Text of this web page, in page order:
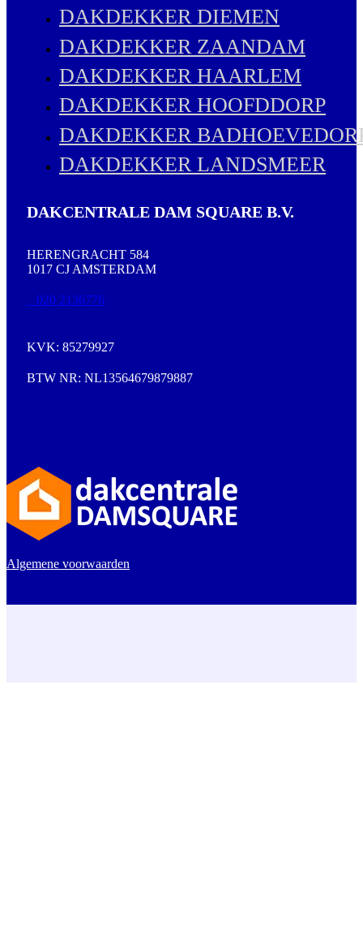
DAKDEKKER DIEMEN
DAKDEKKER ZAANDAM
DAKDEKKER HAARLEM
DAKDEKKER HOOFDDORP
DAKDEKKER
DAKDEKKER LANDSMEER
DAKCENTRALE DAM SQUARE B.V.
HERENGRACHT 584
1017 CJ AMSTERDAM
020 2136776
KVK: 85279927
BTW NR: NL13564679879887
Algemene voorwaarden